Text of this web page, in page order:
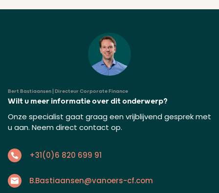
Bert Bastiaansen | Directeur Corporate Finance
Wilt u meer informatie over dit onderwerp?
Onze specialist gaat graag een vrijblijvend gesprek met
u aan. Neem direct contact op.
+31(0)6 820 699 91
B.Bastiaansen@vanoers-cf.com